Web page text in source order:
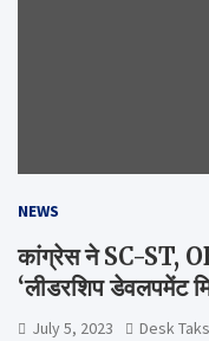
NEWS
कांग्रेस ने SC-ST,
‘लीडरशिप डेवलपमेंट
July 5, 2023 Desk